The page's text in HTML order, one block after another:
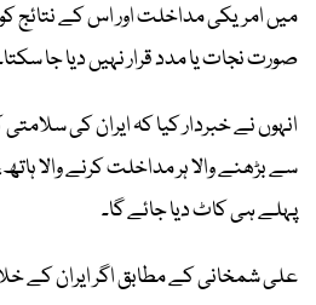
میں امریکی مداخلت اور اس کے
صورت نجات یا مدد قرار نہیں دیا جا
انہوں نے خبردار کیا کہ ایران کی
سے بڑھنے والا ہر مداخلت کرنے والا
پہلے ہی کاٹ دیا جائے گا۔
علی شمخانی کے مطابق اگر ایران کے